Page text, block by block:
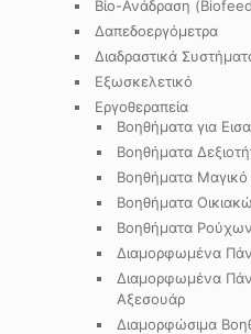
Βίο-Ανάδραση
Δαπεδοεργόμετρα
Διαδραστικά
Εξωσκελετικό
Εργοθεραπεία
Βοηθήματα για
Βοηθήματα
Βοηθήματα Μαγικό
Βοηθήματα
Βοηθήματα
Διαμορφωμένα
Διαμορφωμένα
Αξεσουάρ
Διαμορφώσιμα